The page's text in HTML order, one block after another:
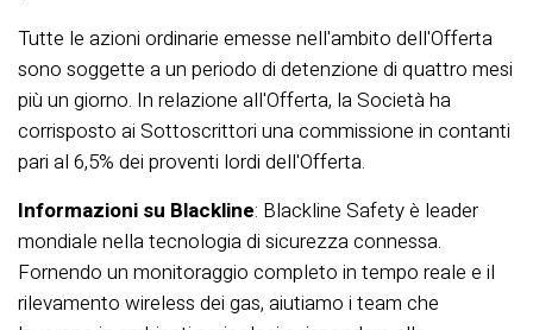
Tutte le azioni ordinarie emesse nell'ambito dell'Offerta
sono soggette a un periodo di detenzione di quattro mesi
più un giorno. In relazione all'Offerta, la Società ha
corrisposto ai Sottoscrittori una commissione in contanti
pari al 6,5% dei proventi lordi dell'Offerta.
Informazioni su Blackline: Blackline Safety è leader
mondiale nella tecnologia di sicurezza connessa.
Fornendo un monitoraggio completo in tempo reale e il
rilevamento wireless dei gas, aiutiamo i team che